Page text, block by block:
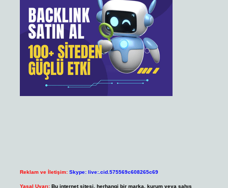
Reklam ve İletişim: Skype: live:.cid.575569c608265c69
Yasal Uyarı: Bu internet sitesi, herhangi bir marka, kurum veya şahıs